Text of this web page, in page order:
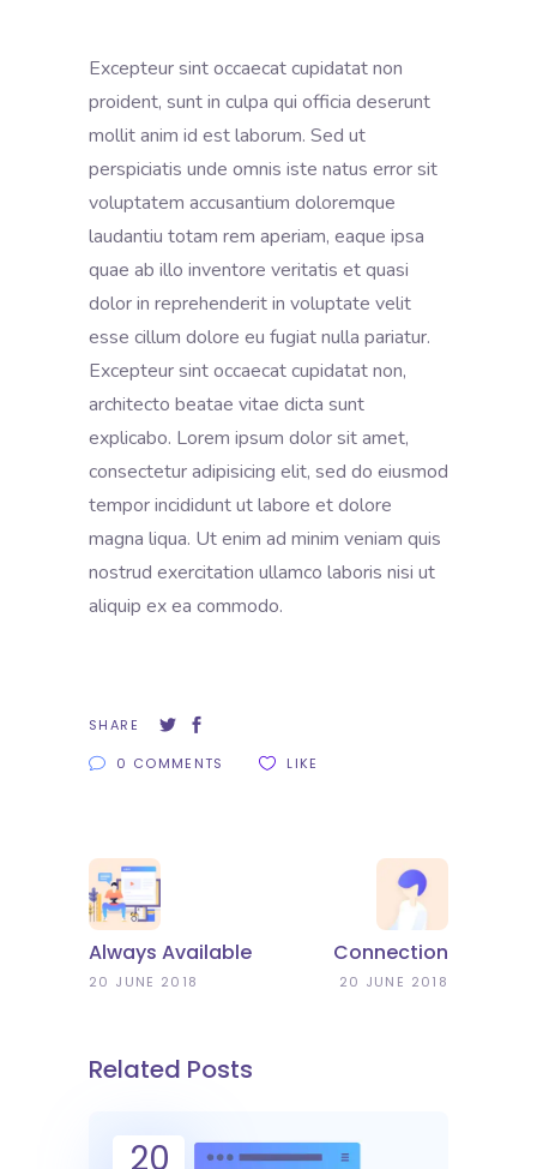
Excepteur sint occaecat cupidatat non
proident, sunt in culpa qui officia deserunt
mollit anim id est laborum. Sed ut
perspiciatis unde omnis iste natus error sit
voluptatem accusantium doloremque
laudantiu totam rem aperiam, eaque ipsa
quae ab illo inventore veritatis et quasi
dolor in reprehenderit in voluptate velit
esse cillum dolore eu fugiat nulla pariatur.
Excepteur sint occaecat cupidatat non,
architecto beatae vitae dicta sunt
explicabo. Lorem ipsum dolor sit amet,
consectetur adipisicing elit, sed do eiusmod
tempor incididunt ut labore et dolore
magna liqua. Ut enim ad minim veniam quis
nostrud exercitation ullamco laboris nisi ut
aliquip ex ea commodo.
SHARE
0 COMMENTS
LIKE
Always Available
20 JUNE 2018
Connection
20 JUNE 2018
Related Posts
20